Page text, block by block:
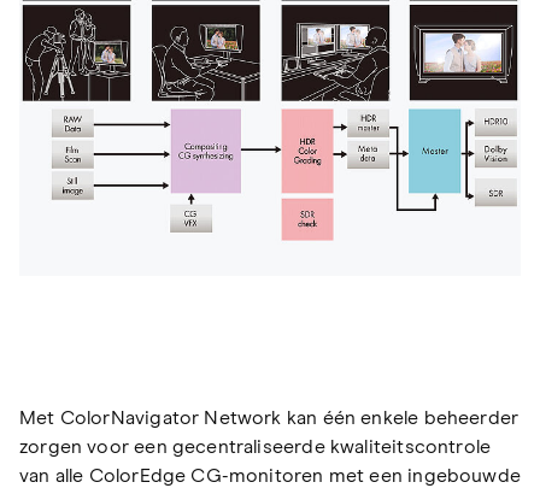
Met ColorNavigator Network kan één enkele beheerder
zorgen voor een gecentraliseerde kwaliteitscontrole
van alle ColorEdge CG-monitoren met een ingebouwde